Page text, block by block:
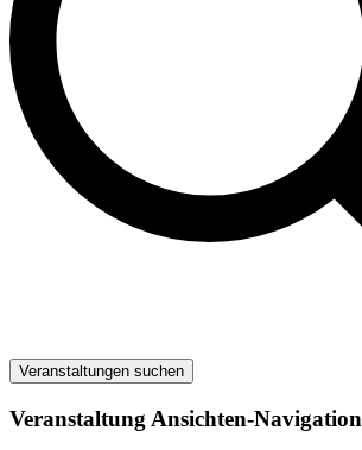
Veranstaltungen suchen
Veranstaltung Ansichten-Navigation